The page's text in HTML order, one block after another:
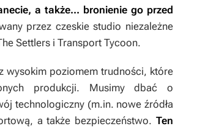
a także... bronienie go przed
przez czeskie studio niezależne
Settlers i Transport Tycoon.
wysokim poziomem trudności, które
produkcji. Musimy dbać o
technologiczny (m.in. nowe źródła
a także bezpieczeństwo. Ten